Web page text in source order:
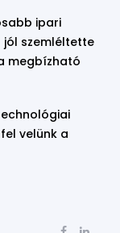
ipari
szemléltette
megbízható
velünk a